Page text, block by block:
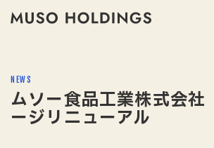
NEWS
ムソー食品工業株式会
ージリニューアル